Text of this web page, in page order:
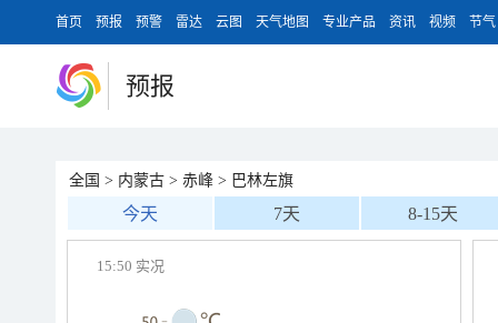
首页 预报 预警 雷达 云图 天气地图 专业产品 资讯 视频 节气
预报
全国 > 内蒙古 > 赤峰 > 巴林左旗
今天 7天 8-15天
15:50 实况